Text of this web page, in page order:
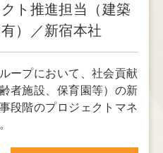
）／新宿本社
ープにおいて、社会貢献
者施設、保育園等）の新
段階のプロジェクトマネ